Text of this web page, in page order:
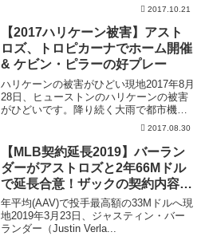
2017.10.21
【2017ハリケーン被害】アスト
ロズ、トロピカーナでホーム開催
& ケビン・ピラーの好プレー
ハリケーンの被害がひどい現地2017年8月
28日、ヒューストンのハリケーンの被害
がひどいです。降り続く大雨で都市機能
2017.08.30
【MLB契約延長2019】バーラン
ダーがアストロズと2年66Mドル
で延長合意！ザックの契約内容と
の比較
年平均(AAV)で投手最高額の33Mドルへ現
地2019年3月23日、ジャスティン・バー
ランダー（Justin Verla...